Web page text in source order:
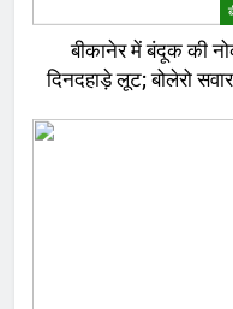
बीकानेर में बंदूक की
दिनदहाड़े लूट; बोलेरो